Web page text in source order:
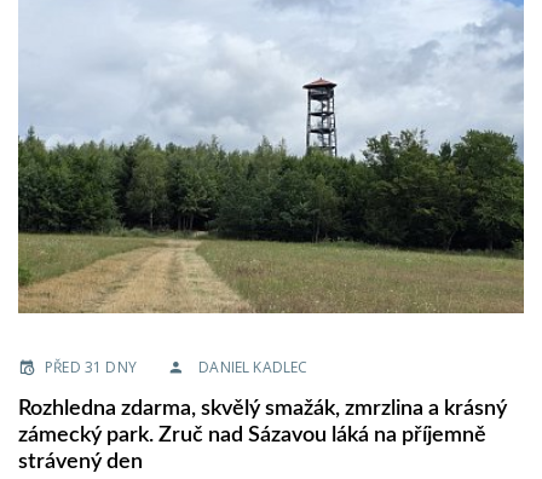
PŘED 31 DNY DANIEL KADLEC
Rozhledna zdarma, skvělý smažák, zmrzlina a krásný
zámecký park. Zruč nad Sázavou láká na příjemně
strávený den